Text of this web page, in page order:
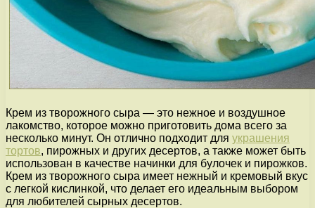
Крем из творожного сыра — это нежное и воздушное
лакомство, которое можно приготовить дома всего за
несколько минут. Он отлично подходит для украшения
тортов, пирожных и других десертов, а также может быть
использован в качестве начинки для булочек и пирожков.
Крем из творожного сыра имеет нежный и кремовый вкус
с легкой кислинкой, что делает его идеальным выбором
для любителей сырных десертов.